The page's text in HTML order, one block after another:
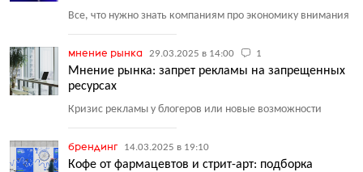
Все, что нужно знать компаниям про экономику внимания
мнение рынка 29.03.2025 в 14:00 1
Мнение рынка: запрет рекламы на запрещенных
ресурсах
Кризис рекламы у блогеров или новые возможности
брендинг 14.03.2025 в 19:10
Кофе от фармацевтов и стрит-арт: подборка